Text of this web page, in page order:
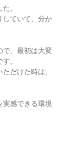
。
していて、分か
で、最初は大変
。
だけた時は、
実感できる環境